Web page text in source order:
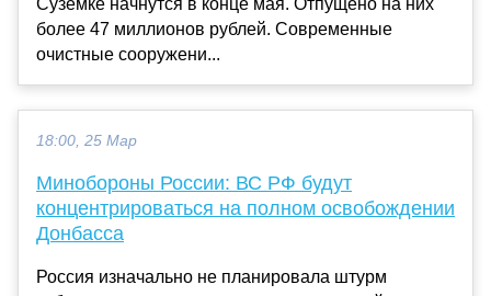
более 47 миллионов рублей. Современные
очистные сооружени...
18:00, 25 Мар
Минобороны России: ВС РФ будут
концентрироваться на полном освобождении
Донбасса
Россия изначально не планировала штурм